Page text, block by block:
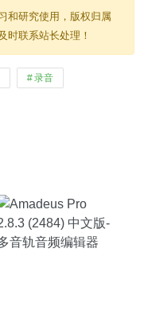
和研究使用，版权归属
时联系站长处理！
录音